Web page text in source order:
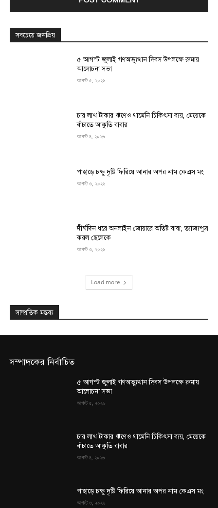
সবচেয়ে জনপ্রিয়
৫ আগস্ট জুলাই গণঅভ্যুত্থান দিবস উপলক্ষে রুমায়
আলোচনা সভা
আগস্ট ৫, ২০২৬
চার লাখ টাকার ঋণেও থামেনি চিকিৎসা ব্যয়, মেয়েকে
বাঁচাতে আকুতি বাবার
আগস্ট ৪, ২০২৬
পাহাড়ে চক্ষু দৃষ্টি ফিরিয়ে আনার অপর নাম কেএস মং
আগস্ট ৩, ২০২৬
দীর্ঘদিন ধরে অনলাইন জোয়ারে অতিষ্ট বাবা; ত্যাজ্যপুত্র
করল ছেলেকে
আগস্ট ৩, ২০২৬
Load more
সাম্প্রতিক মন্তব্য
সম্পাদকের নির্বাচিত
৫ আগস্ট জুলাই গণঅভ্যুত্থান দিবস উপলক্ষে রুমায়
আলোচনা সভা
আগস্ট ৫, ২০২৬
চার লাখ টাকার ঋণেও থামেনি চিকিৎসা ব্যয়, মেয়েকে
বাঁচাতে আকুতি বাবার
আগস্ট ৪, ২০২৬
পাহাড়ে চক্ষু দৃষ্টি ফিরিয়ে আনার অপর নাম কেএস মং
আগস্ট ৩, ২০২৬